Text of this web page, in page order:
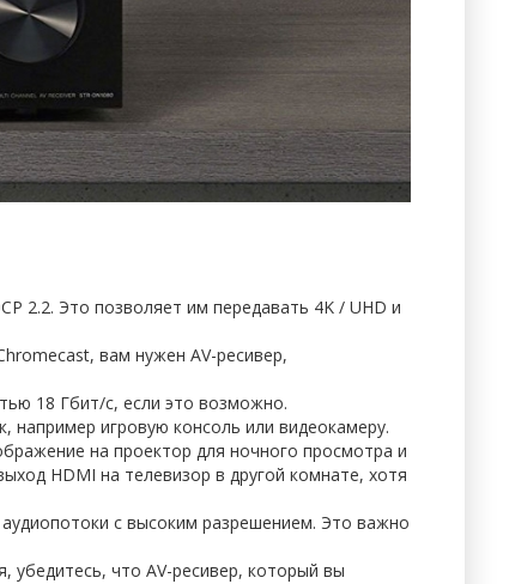
2.2. Это позволяет им передавать 4K / UHD и
вам нужен AV-ресивер,
18 Гбит/с, если это возможно.
например игровую консоль или видеокамеру.
на проектор для ночного просмотра и
HDMI на телевизор в другой комнате, хотя
с высоким разрешением. Это важно
убедитесь, что AV-ресивер, который вы